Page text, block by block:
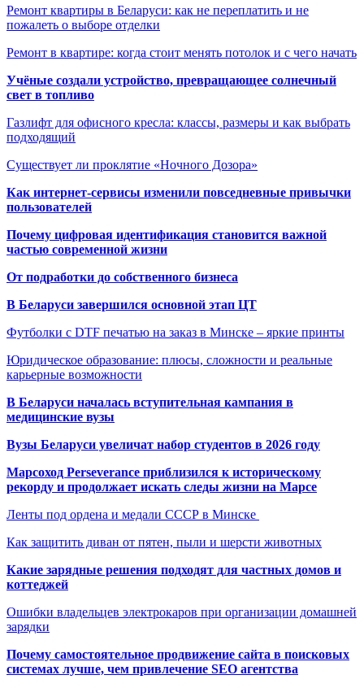
Ремонт квартиры в Беларуси: как не переплатить и не
пожалеть о выборе отделки
Ремонт в квартире: когда стоит менять потолок и с чего начать
Учёные создали устройство, превращающее солнечный
свет в топливо
Газлифт для офисного кресла: классы, размеры и как выбрать
подходящий
Существует ли проклятие «Ночного Дозора»
Как интернет-сервисы изменили повседневные привычки
пользователей
Почему цифровая идентификация становится важной
частью современной жизни
От подработки до собственного бизнеса
В Беларуси завершился основной этап ЦТ
Футболки с DTF печатью на заказ в Минске – яркие принты
Юридическое образование: плюсы, сложности и реальные
карьерные возможности
В Беларуси началась вступительная кампания в
медицинские вузы
Вузы Беларуси увеличат набор студентов в 2026 году
Марсоход Perseverance приблизился к историческому
рекорду и продолжает искать следы жизни на Марсе
Ленты под ордена и медали СССР в Минске
Как защитить диван от пятен, пыли и шерсти животных
Какие зарядные решения подходят для частных домов и
коттеджей
Ошибки владельцев электрокаров при организации домашней
зарядки
Почему самостоятельное продвижение сайта в поисковых
системах лучше, чем привлечение SEO агентства